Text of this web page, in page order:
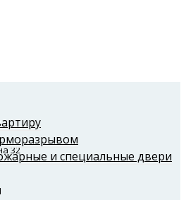
32
и специальные двери